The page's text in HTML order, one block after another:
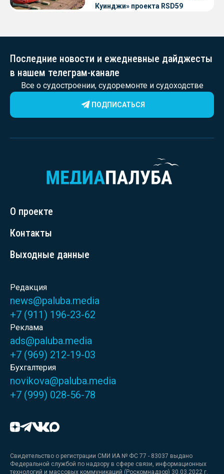
Куинджи» проекта RSD59
Последние новости и ежедневные дайджесты
в нашем телеграм-канале
Все о судостроении, судоремонте и судоходстве
ПОДПИСАТЬСЯ
О проекте
Контакты
Выходные данные
Редакция
news@paluba.media
+7 (911) 196-23-62
Реклама
ads@paluba.media
+7 (969) 212-19-03
Бухгалтерия
novikova@paluba.media
+7 (999) 028-56-78
Свидетельство о регистрации СМИ ИА № ФС 77 - 83037 выдано
Федеральной службой по надзору в сфере связи, информационных
технологий и массовых коммуникаций (Роскомнадзор) 30.03.2022 г.